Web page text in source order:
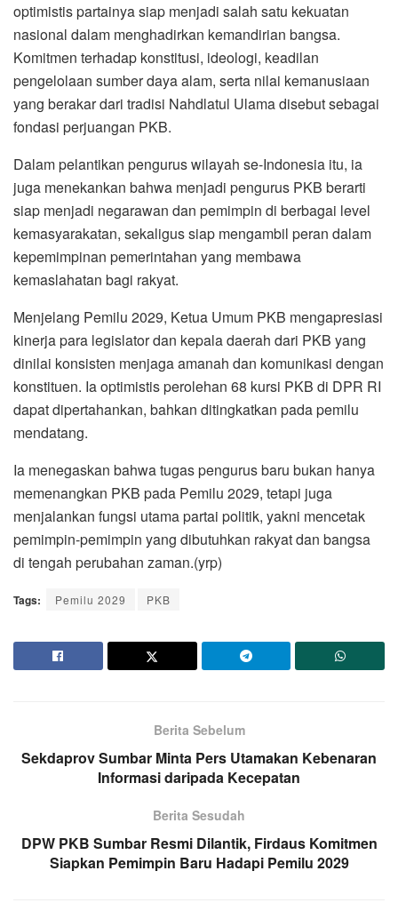
optimistis partainya siap menjadi salah satu kekuatan
nasional dalam menghadirkan kemandirian bangsa.
Komitmen terhadap konstitusi, ideologi, keadilan
pengelolaan sumber daya alam, serta nilai kemanusiaan
yang berakar dari tradisi Nahdlatul Ulama disebut sebagai
fondasi perjuangan PKB.
Dalam pelantikan pengurus wilayah se-Indonesia itu, ia
juga menekankan bahwa menjadi pengurus PKB berarti
siap menjadi negarawan dan pemimpin di berbagai level
kemasyarakatan, sekaligus siap mengambil peran dalam
kepemimpinan pemerintahan yang membawa
kemaslahatan bagi rakyat.
Menjelang Pemilu 2029, Ketua Umum PKB mengapresiasi
kinerja para legislator dan kepala daerah dari PKB yang
dinilai konsisten menjaga amanah dan komunikasi dengan
konstituen. Ia optimistis perolehan 68 kursi PKB di DPR RI
dapat dipertahankan, bahkan ditingkatkan pada pemilu
mendatang.
Ia menegaskan bahwa tugas pengurus baru bukan hanya
memenangkan PKB pada Pemilu 2029, tetapi juga
menjalankan fungsi utama partai politik, yakni mencetak
pemimpin-pemimpin yang dibutuhkan rakyat dan bangsa
di tengah perubahan zaman.(yrp)
Tags: Pemilu 2029 PKB
Berita Sebelum
Sekdaprov Sumbar Minta Pers Utamakan Kebenaran
Informasi daripada Kecepatan
Berita Sesudah
DPW PKB Sumbar Resmi Dilantik, Firdaus Komitmen
Siapkan Pemimpin Baru Hadapi Pemilu 2029